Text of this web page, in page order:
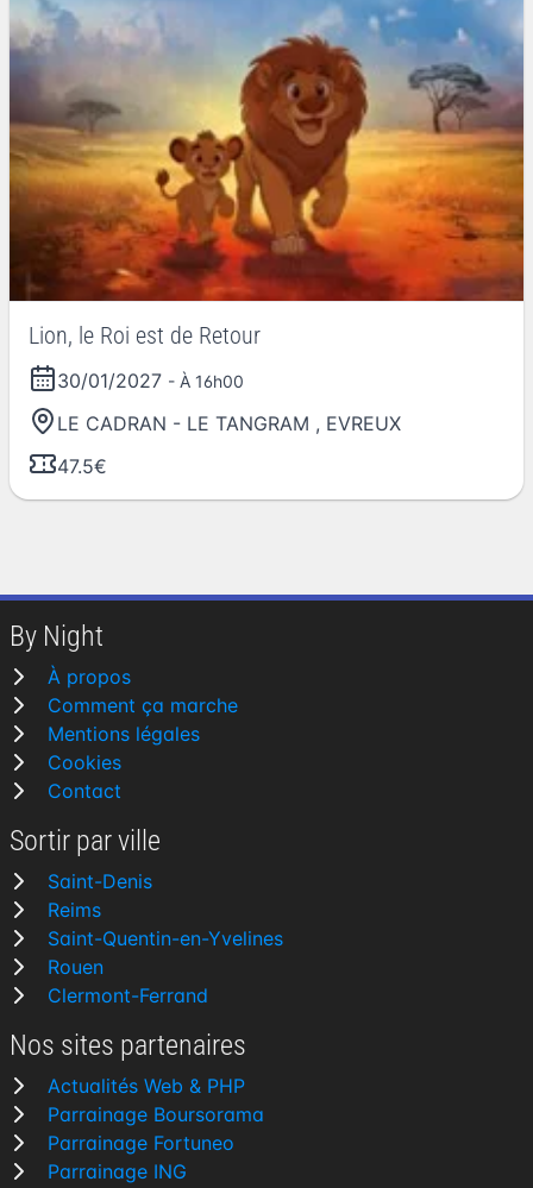
Lion, le Roi est de Retour
30/01/2027 - À 16h00
LE CADRAN - LE TANGRAM , EVREUX
47.5€
By Night
À propos
Comment ça marche
Mentions légales
Cookies
Contact
Sortir par ville
Saint-Denis
Reims
Saint-Quentin-en-Yvelines
Rouen
Clermont-Ferrand
Nos sites partenaires
Actualités Web & PHP
Parrainage Boursorama
Parrainage Fortuneo
Parrainage ING